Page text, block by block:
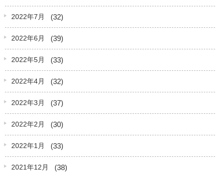
2022年7月 (32)
2022年6月 (39)
2022年5月 (33)
2022年4月 (32)
2022年3月 (37)
2022年2月 (30)
2022年1月 (33)
2021年12月 (38)